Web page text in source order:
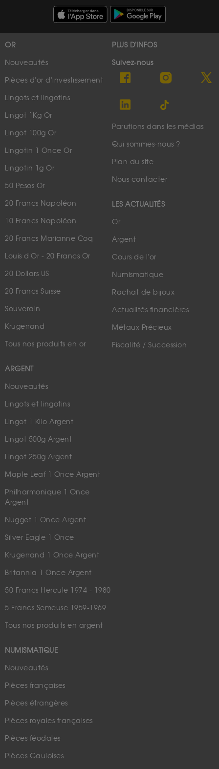
OR
Nouveautés
Pièces d'or d'investissement
Lingots et lingotins
Lingot 1Kg Or
Lingot 100g Or
Lingotin 1 Once Or
Lingotin 1g Or
50 Pesos Or
20 Francs Napoléon
10 Francs Napoléon
20 Francs Marianne Coq
Louis d'Or - 20 Francs Or
20 Dollars US
20 Francs Suisse
Souverain
Krugerrand
Tous nos produits en or
ARGENT
Nouveautés
Lingots et lingotins
Lingot 1 Kilo Argent
Lingot 500g Argent
Lingot 250g Argent
Maple Leaf 1 Once Argent
Philharmonique 1 Once
Argent
Nugget 1 Once Argent
Silver Eagle 1 Once
Krugerrand 1 Once Argent
Britannia 1 Once Argent
50 Francs Hercule 1974 - 1980
5 Francs Semeuse 1959-1969
Tous nos produits en argent
NUMISMATIQUE
Nouveautés
Pièces françaises
Pièces étrangères
Pièces royales françaises
Pièces féodales
Pièces Gauloises
PLUS D'INFOS
Suivez-nous
Parutions dans les médias
Qui sommes-nous ?
Plan du site
Nous contacter
LES ACTUALITÉS
Or
Argent
Cours de l'or
Numismatique
Rachat de bijoux
Actualités financières
Métaux Précieux
Fiscalité / Succession